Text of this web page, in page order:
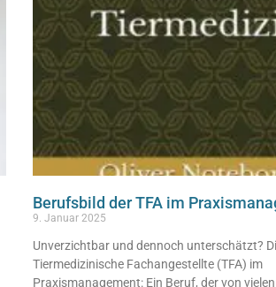
Berufsbild der TFA im
9. Januar 2025
Unverzichtbar und dennoch unterschätzt?
Tiermedizinische Fachangestellte (TFA) im
Praxismanagement: Ein Beruf, der von